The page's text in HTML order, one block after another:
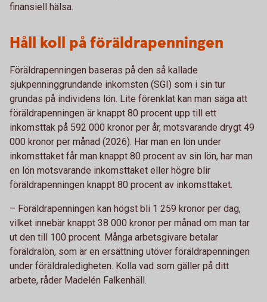
finansiell hälsa.
Håll koll på föräldrapenningen
Föräldrapenningen baseras på den så kallade
sjukpenninggrundande inkomsten (SGI) som i sin tur
grundas på individens lön. Lite förenklat kan man säga att
föräldrapenningen är knappt 80 procent upp till ett
inkomsttak på 592 000 kronor per år, motsvarande drygt 49
000 kronor per månad (2026). Har man en lön under
inkomsttaket får man knappt 80 procent av sin lön, har man
en lön motsvarande inkomsttaket eller högre blir
föräldrapenningen knappt 80 procent av inkomsttaket.
– Föräldrapenningen kan högst bli 1 259 kronor per dag,
vilket innebär knappt 38 000 kronor per månad om man tar
ut den till 100 procent. Många arbetsgivare betalar
föräldralön, som är en ersättning utöver föräldrapenningen
under föräldraledigheten. Kolla vad som gäller på ditt
arbete, råder Madelén Falkenhäll.